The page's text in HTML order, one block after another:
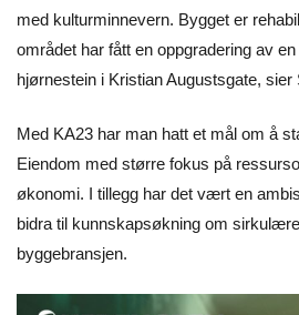
med kulturminnevern. Bygget er
området har fått en oppgradering av
hjørnestein i Kristian Augustsgate, sier
Med KA23 har man hatt et mål om å
Eiendom med større fokus på
økonomi. I tillegg har det vært en
bidra til kunnskapsøkning om
byggebransjen.